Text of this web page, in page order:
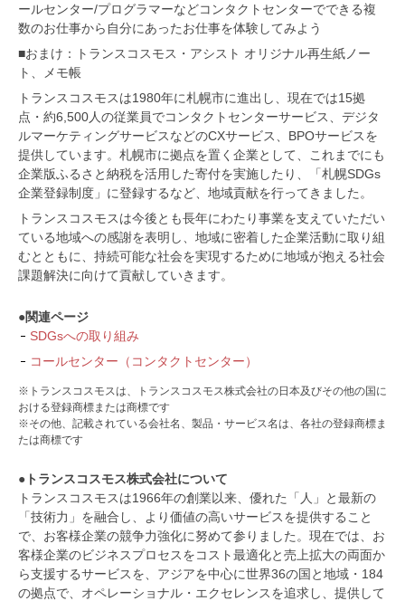
ールセンター/プログラマーなどコンタクトセンターでできる複
数のお仕事から自分にあったお仕事を体験してみよう
■おまけ：トランスコスモス・アシスト オリジナル再生紙ノー
ト、メモ帳
トランスコスモスは1980年に札幌市に進出し、現在では15拠
点・約6,500人の従業員でコンタクトセンターサービス、デジタ
ルマーケティングサービスなどのCXサービス、BPOサービスを
提供しています。札幌市に拠点を置く企業として、これまでにも
企業版ふるさと納税を活用した寄付を実施したり、「札幌SDGs
企業登録制度」に登録するなど、地域貢献を行ってきました。
トランスコスモスは今後とも長年にわたり事業を支えていただい
ている地域への感謝を表明し、地域に密着した企業活動に取り組
むとともに、持続可能な社会を実現するために地域が抱える社会
課題解決に向けて貢献していきます。
●関連ページ
SDGsへの取り組み
コールセンター（コンタクトセンター）
※トランスコスモスは、トランスコスモス株式会社の日本及びその他の国に
おける登録商標または商標です
※その他、記載されている会社名、製品・サービス名は、各社の登録商標ま
たは商標です
●トランスコスモス株式会社について
トランスコスモスは1966年の創業以来、優れた「人」と最新の
「技術力」を融合し、より価値の高いサービスを提供すること
で、お客様企業の競争力強化に努めて参りました。現在では、お
客様企業のビジネスプロセスをコスト最適化と売上拡大の両面か
ら支援するサービスを、アジアを中心に世界36の国と地域・184
の拠点で、オペレーショナル・エクセレンスを追求し、提供して